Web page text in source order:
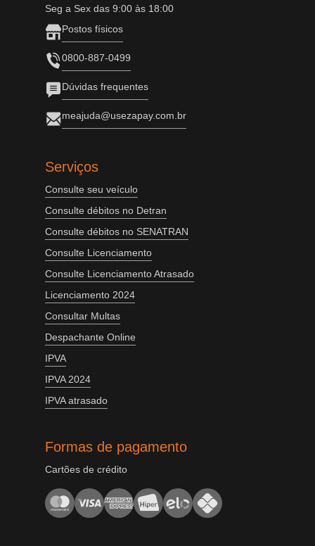
Seg a Sex das 9:00 às 18:00
Postos físicos
0800-887-0499
Dúvidas frequentes
meajuda@usezapay.com.br
Serviços
Consulte seu veículo
Consulte débitos no Detran
Consulte débitos no SENATRAN
Consulte Licenciamento
Consulte Licenciamento Atrasado
Licenciamento 2024
Consultar Multas
Despachante Online
IPVA
IPVA 2024
IPVA atrasado
Formas de pagamento
Cartões de crédito